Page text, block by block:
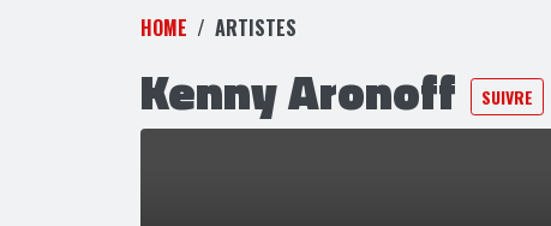
HOME ARTISTES
Kenny Aronoff SUIVRE